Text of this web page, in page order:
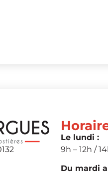
Le lundi :
9h – 12h /
Du mardi